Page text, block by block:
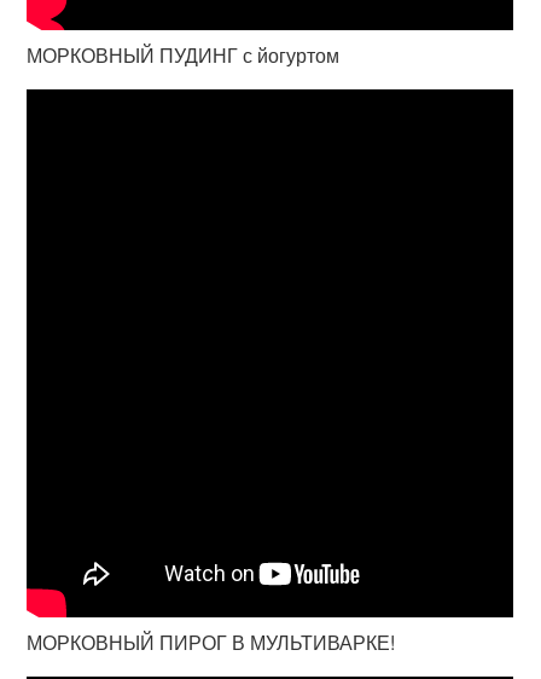
МОРКОВНЫЙ ПУДИНГ с йогуртом
МОРКОВНЫЙ ПИРОГ В МУЛЬТИВАРКЕ!